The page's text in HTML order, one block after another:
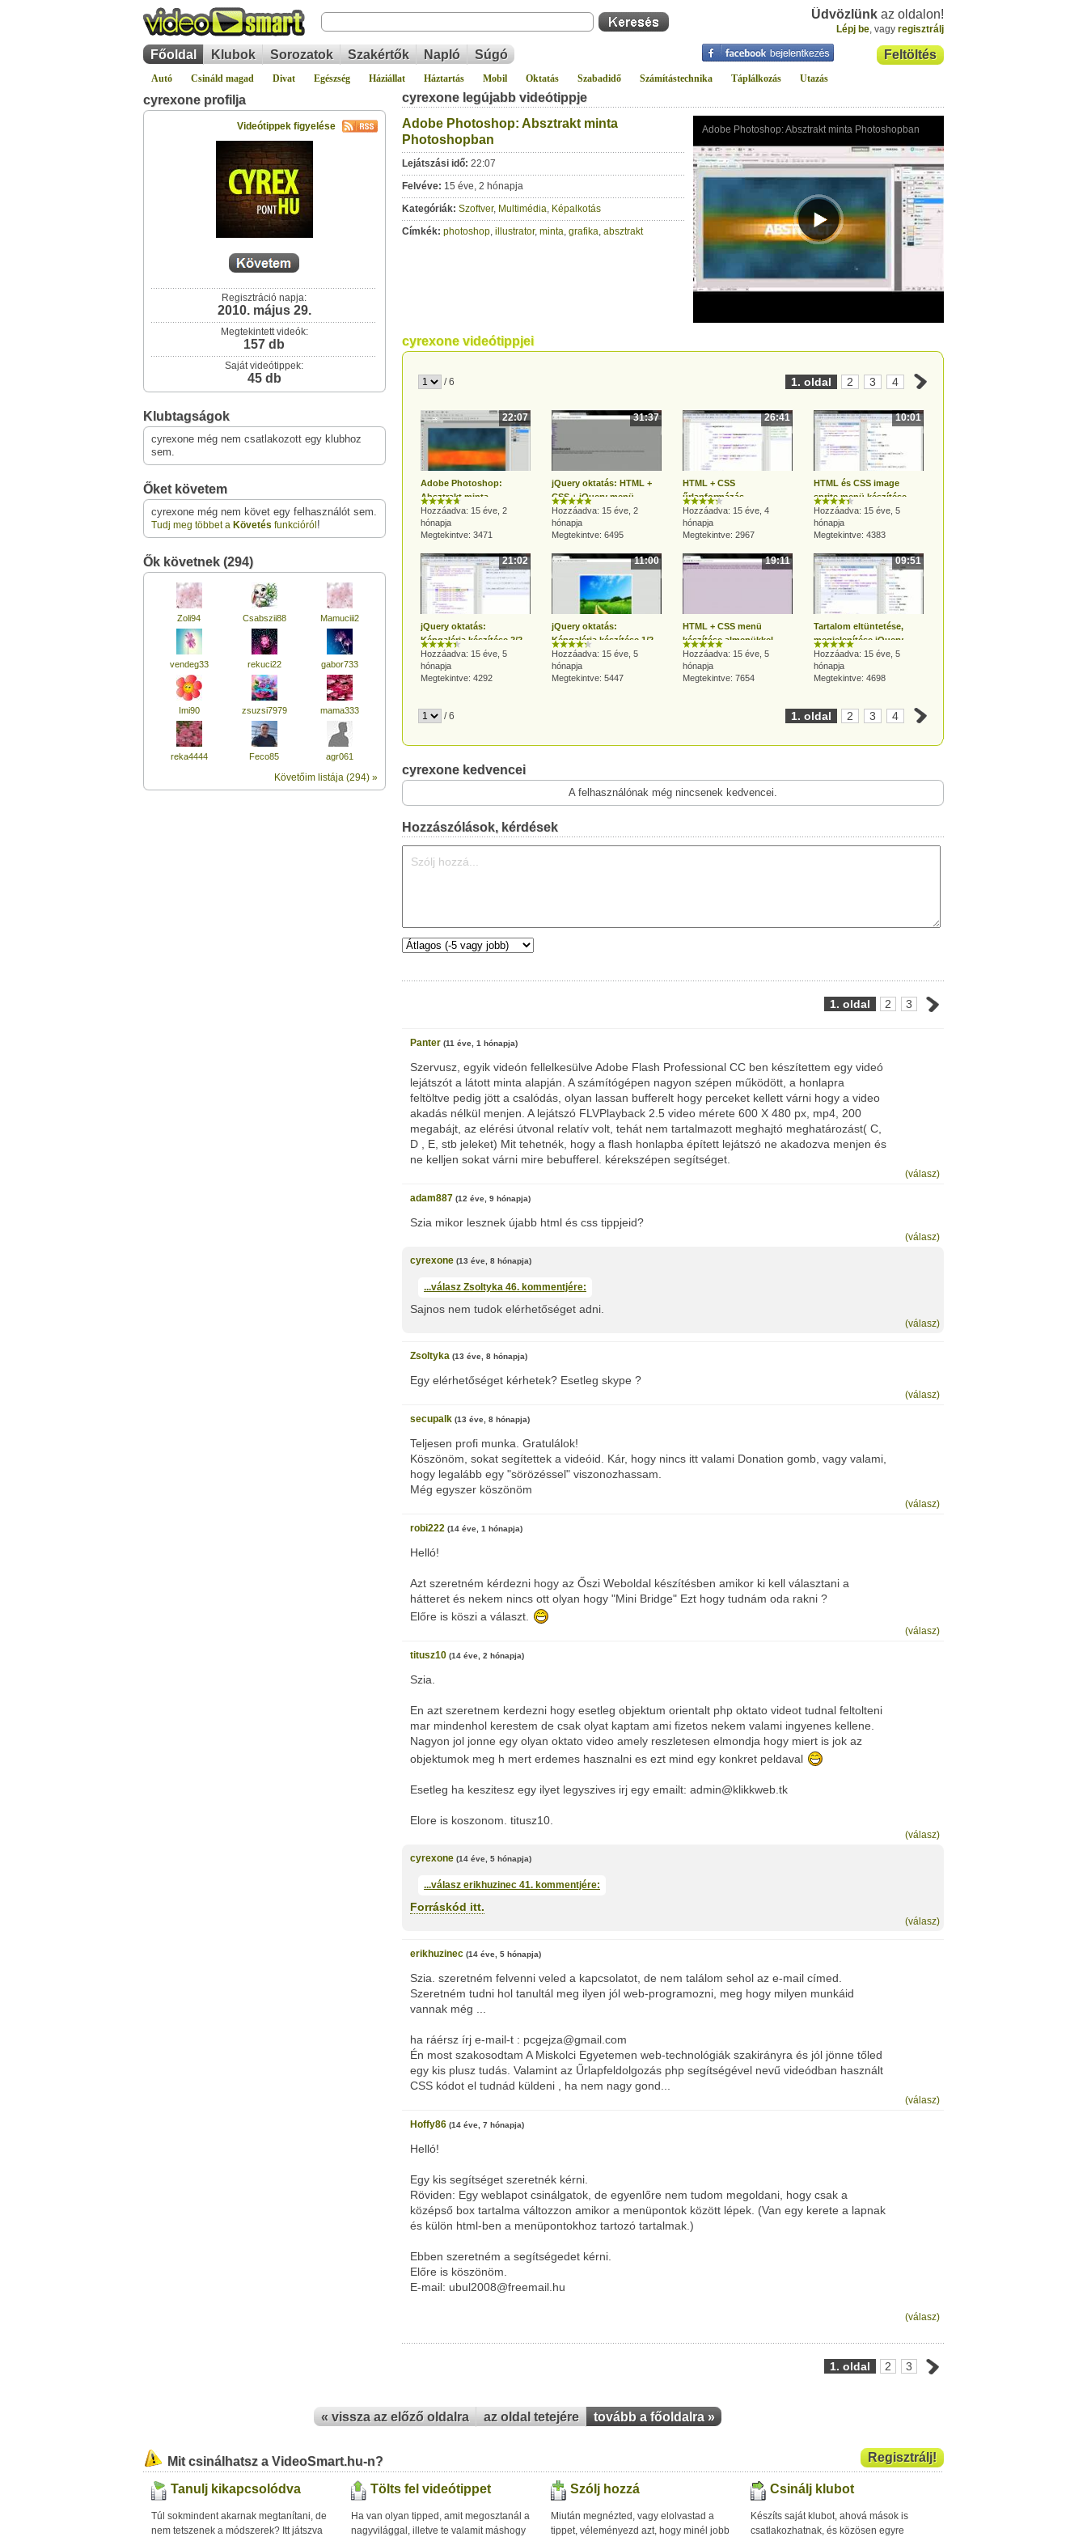
Üdvözlünk az oldalon!
Lépj be, vagy regisztrálj
Feltöltés
Főoldal Klubok Sorozatok Szakértők Napló Súgó
Autó Csináld magad Divat Egészség Háziállat Háztartás Mobil Oktatás Szabadidő Számítástechnika Táplálkozás Utazás
cyrexone profilja
Videótippek figyelése
Regisztráció napja:
2010. május 29.
Megtekintett videók:
157 db
Saját videótippek:
45 db
Klubtagságok
cyrexone még nem csatlakozott egy klubhoz
sem.
Őket követem
cyrexone még nem követ egy felhasználót sem.
Tudj meg többet a Követés funkcióról !
Ők követnek (294)
Zoli94 Csabszii88 Mamuciii2
vendeg33 rekuci22 gabor733
Imi90 zsuzsi7979 mama333
reka4444 Feco85 agr061
Követőim listája (294) »
cyrexone legújabb videótippje
Adobe Photoshop: Absztrakt minta
Photoshopban
Lejátszási idő: 22:07
Felvéve: 15 éve, 2 hónapja
Kategóriák: Szoftver, Multimédia, Képalkotás
Címkék: photoshop, illustrator, minta, grafika, absztrakt
cyrexone videótippjei
/ 6 1. oldal 2 3 4
Adobe Photoshop:
Absztrakt minta
Photoshopban
22:07
Hozzáadva: 15 éve, 2
hónapja
Megtekintve: 3471
jQuery oktatás: HTML +
CSS + jQuery menü
31:37
Hozzáadva: 15 éve, 2
hónapja
Megtekintve: 6495
HTML + CSS
űrlapformázás
26:41
Hozzáadva: 15 éve, 4
hónapja
Megtekintve: 2967
HTML és CSS image
sprite menü készítése
egyszerűen
10:01
Hozzáadva: 15 éve, 5
hónapja
Megtekintve: 4383
jQuery oktatás:
Képgaléria készítése 2/2
21:02
Hozzáadva: 15 éve, 5
hónapja
Megtekintve: 4292
jQuery oktatás:
Képgaléria készítése 1/2
11:00
Hozzáadva: 15 éve, 5
hónapja
Megtekintve: 5447
HTML + CSS menü
készítése almenükkel
19:11
Hozzáadva: 15 éve, 5
hónapja
Megtekintve: 7654
Tartalom eltüntetése,
megjelenítése jQuery
segítségével
09:51
Hozzáadva: 15 éve, 5
hónapja
Megtekintve: 4698
/ 6 1. oldal 2 3 4
cyrexone kedvencei
A felhasználónak még nincsenek kedvencei.
Hozzászólások, kérdések
1. oldal 2 3
Panter (11 éve, 1 hónapja)
Szervusz, egyik videón fellelkesülve Adobe Flash Professional CC ben készítettem egy videó
lejátszót a látott minta alapján. A számítógépen nagyon szépen működött, a honlapra
feltöltve pedig jött a csalódás, olyan lassan bufferelt hogy perceket kellett várni hogy a video
akadás nélkül menjen. A lejátszó FLVPlayback 2.5 video mérete 600 X 480 px, mp4, 200
megabájt, az elérési útvonal relatív volt, tehát nem tartalmazott meghajtó meghatározást( C,
D , E, stb jeleket) Mit tehetnék, hogy a flash honlapba épített lejátszó ne akadozva menjen és
ne kelljen sokat várni mire bebufferel. kérekszépen segítséget.
(válasz)
adam887 (12 éve, 9 hónapja)
Szia mikor lesznek újabb html és css tippjeid?
(válasz)
cyrexone (13 éve, 8 hónapja)
...válasz Zsoltyka 46. kommentjére:
Sajnos nem tudok elérhetőséget adni.
(válasz)
Zsoltyka (13 éve, 8 hónapja)
Egy elérhetőséget kérhetek? Esetleg skype ?
(válasz)
secupalk (13 éve, 8 hónapja)
Teljesen profi munka. Gratulálok!
Köszönöm, sokat segítettek a videóid. Kár, hogy nincs itt valami Donation gomb, vagy valami,
hogy legalább egy "sörözéssel" viszonozhassam.
Még egyszer köszönöm
(válasz)
robi222 (14 éve, 1 hónapja)
Helló!
Azt szeretném kérdezni hogy az Őszi Weboldal készítésben amikor ki kell választani a
hátteret és nekem nincs ott olyan hogy "Mini Bridge" Ezt hogy tudnám oda rakni ?
Előre is köszi a választ.
(válasz)
titusz10 (14 éve, 2 hónapja)
Szia.
En azt szeretnem kerdezni hogy esetleg objektum orientalt php oktato videot tudnal feltolteni
mar mindenhol kerestem de csak olyat kaptam ami fizetos nekem valami ingyenes kellene.
Nagyon jol jonne egy olyan oktato video amely reszletesen elmondja hogy miert is jok az
objektumok meg h mert erdemes hasznalni es ezt mind egy konkret peldaval
Esetleg ha keszitesz egy ilyet legyszives irj egy emailt: admin@klikkweb.tk
Elore is koszonom. titusz10.
(válasz)
cyrexone (14 éve, 5 hónapja)
...válasz erikhuzinec 41. kommentjére:
Forráskód itt.
(válasz)
erikhuzinec (14 éve, 5 hónapja)
Szia. szeretném felvenni veled a kapcsolatot, de nem találom sehol az e-mail címed.
Szeretném tudni hol tanultál meg ilyen jól web-programozni, meg hogy milyen munkáid
vannak még ...
ha ráérsz írj e-mail-t : pcgejza@gmail.com
Én most szakosodtam A Miskolci Egyetemen web-technológiák szakirányra és jól jönne tőled
egy kis plusz tudás. Valamint az Űrlapfeldolgozás php segítségével nevű videódban használt
CSS kódot el tudnád küldeni , ha nem nagy gond...
(válasz)
Hoffy86 (14 éve, 7 hónapja)
Helló!
Egy kis segítséget szeretnék kérni.
Röviden: Egy weblapot csinálgatok, de egyenlőre nem tudom megoldani, hogy csak a
középső box tartalma változzon amikor a menüpontok között lépek. (Van egy kerete a lapnak
és külön html-ben a menüpontokhoz tartozó tartalmak.)
Ebben szeretném a segítségedet kérni.
Előre is köszönöm.
E-mail: ubul2008@freemail.hu
(válasz)
1. oldal 2 3
« vissza az előző oldalra az oldal tetejére tovább a főoldalra »
Regisztrálj!
Mit csinálhatsz a VideoSmart.hu-n?
Tanulj kikapcsolódva
Túl sokmindent akarnak megtanítani, de
nem tetszenek a módszerek? Itt játszva
Tölts fel videótippet
Ha van olyan tipped, amit megosztanál a
nagyvilággal, illetve te valamit máshogy
Szólj hozzá
Miután megnézted, vagy elolvastad a
tippet, véleményezd azt, hogy minél jobb
Csinálj klubot
Készíts saját klubot, ahová mások is
csatlakozhatnak, és közösen egyre